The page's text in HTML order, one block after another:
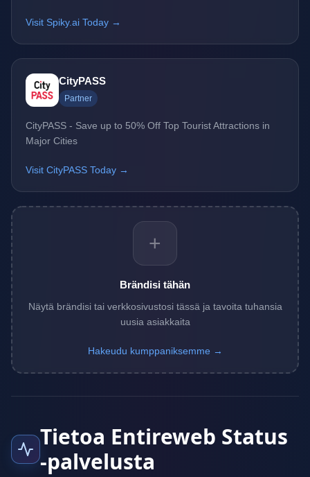
Visit Spiky.ai Today →
CityPASS
Partner
CityPASS - Save up to 50% Off Top Tourist Attractions in
Major Cities
Visit CityPASS Today →
+
Brändisi tähän
Näytä brändisi tai verkkosivustosi tässä ja tavoita tuhansia
uusia asiakkaita
Hakeudu kumppaniksemme →
Tietoa Entireweb Status
-palvelusta